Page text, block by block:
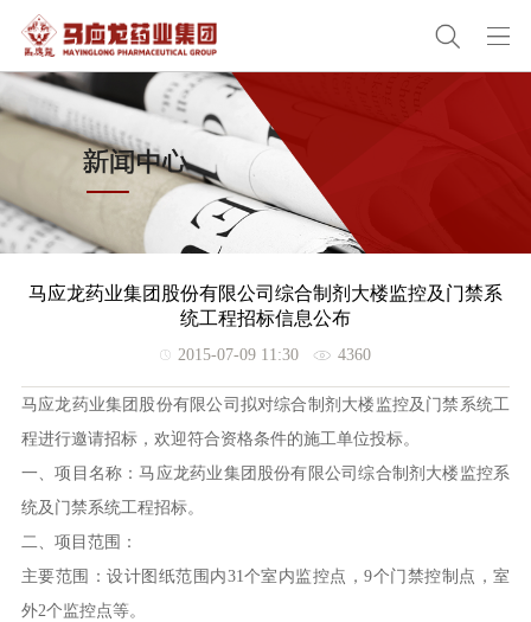
马应龙药业集团股份有限公司综合制剂大楼监控及门禁系
统工程招标信息公布
2015-07-09 11:30 4360
马应龙药业集团股份有限公司拟对综合制剂大楼监控及门禁系统工
程进行邀请招标，欢迎符合资格条件的施工单位投标。
一、项目名称：马应龙药业集团股份有限公司综合制剂大楼监控系
统及门禁系统工程招标。
二、项目范围：
主要范围：设计图纸范围内31个室内监控点，9个门禁控制点，室
外2个监控点等。